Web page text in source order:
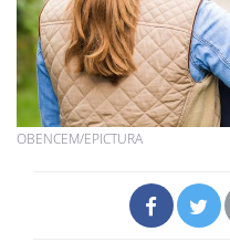
OBENCEM/EPICTURA